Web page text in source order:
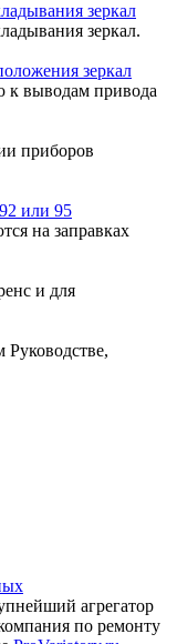
зеркал
зеркал.
зеркал
к выводам привода
приборов
или 95
на заправках
и для
агрегатор
по ремонту